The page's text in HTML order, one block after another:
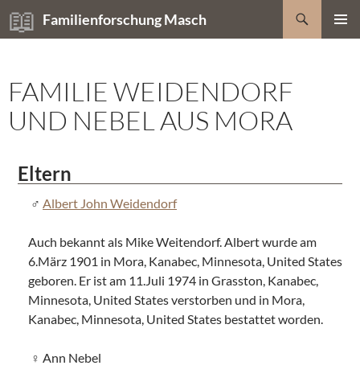
Zum
Inhalt
Familienforschung Masch
Suchen
FAMILIE WEIDENDORF
UND NEBEL AUS MORA
Eltern
Albert John Weidendorf
Auch bekannt als Mike Weitendorf. Albert wurde am
6.März 1901 in Mora, Kanabec, Minnesota, United States
geboren. Er ist am 11.Juli 1974 in Grasston, Kanabec,
Minnesota, United States verstorben und in Mora,
Kanabec, Minnesota, United States bestattet worden.
Ann Nebel